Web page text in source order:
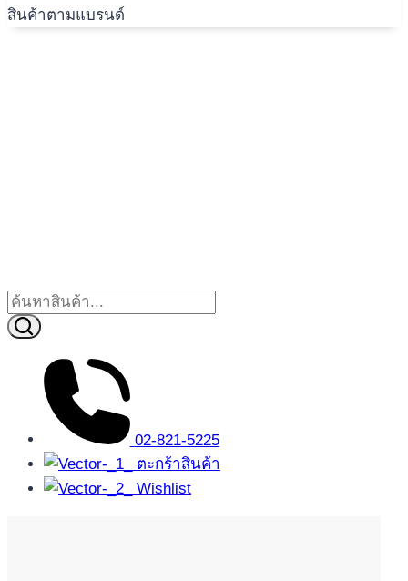
สินค้าตามแบรนด์
02-821-5225
ตะกร้าสินค้า
Wishlist